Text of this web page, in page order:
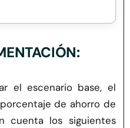
el escenario base, el
de ahorro de
cuenta los siguientes